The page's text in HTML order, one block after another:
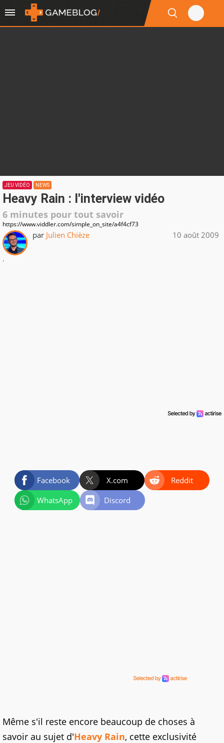
JEU VIDÉO NEWS
Heavy Rain : l'interview vidéo
6 minutes pour tout savoir
https://www.viddler.com/simple_on_site/a4f4cf73
par Julien Chièze 10 août 2009
.
Facebook X.com
Reddit
WhatsApp
Discord
Même s'il reste encore beaucoup de choses à
savoir au sujet d'Heavy Rain, cette exclusivité